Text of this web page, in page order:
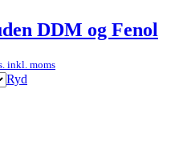
DDM og Fenol
inkl. moms
Ryd